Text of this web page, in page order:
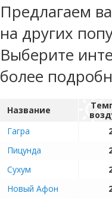
Предлагаем
на других
Выберите
более
Название
Гагра
Пицунда
Сухум
Новый Афон